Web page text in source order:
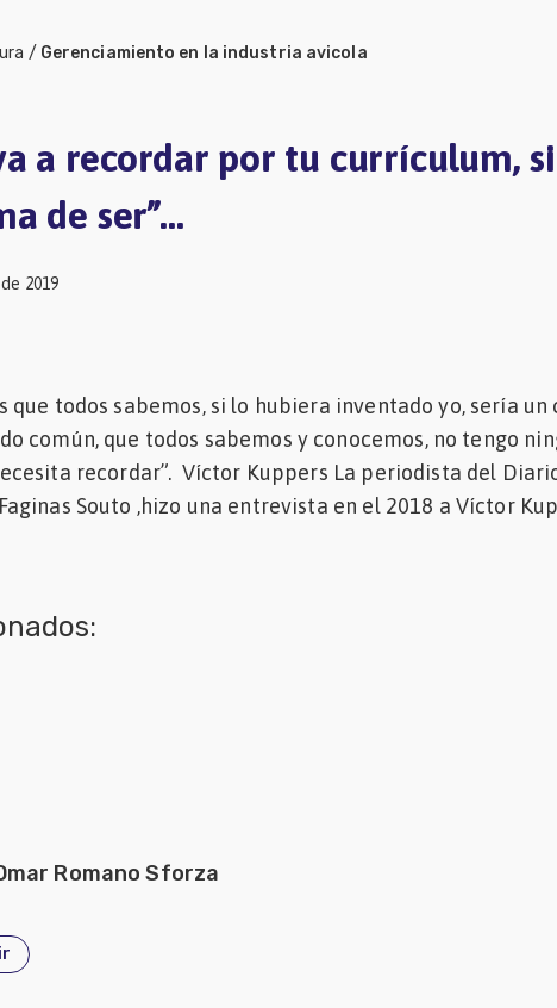
/ Gerenciamiento en la industria avicola
a recordar por tu currículum,
de ser”…
2019
que todos sabemos, si lo hubiera inventado yo, sería un
común, que todos sabemos y conocemos, no tengo
recordar”. Víctor Kuppers La periodista del
Souto ,hizo una entrevista en el 2018 a Víctor
Romano Sforza